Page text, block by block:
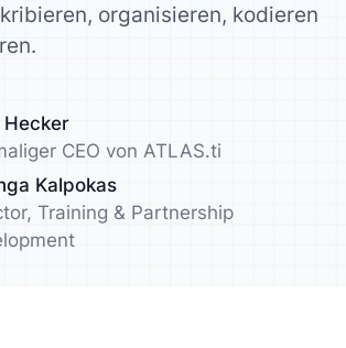
organisieren, kodieren
CEO von ATLAS.ti
Kalpokas
Training & Partnership